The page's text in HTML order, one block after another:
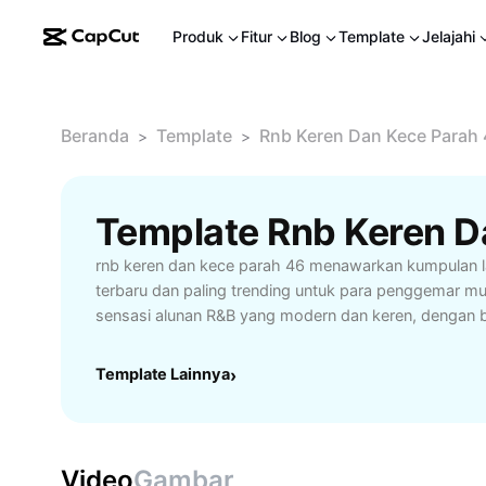
Produk Fitur Blog Template Jelajahi
Beranda > Template > Rnb Keren Dan Kece Parah
rnb keren dan kece parah 46 menawarkan kumpulan
terbaru dan paling trending untuk para penggemar
sensasi alunan R&B yang modern dan keren, dengan
untuk menemani aktivitas harian, pesta, atau sekadar
mendengarkan musik yang tak terlupakan. Temukan
Template Lainnya›